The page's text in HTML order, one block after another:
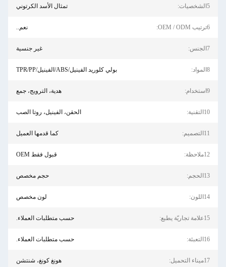
5الشخصيات: تمثال الأسد الكرتوني
6ترتيب OEM / ODM: نعم..
7الجنس: غير جنسية
8المواد: بولي كلوريد الفينيل/ABS/الفينيل/TPR/PP
9استخدام: هدية، الترويج، جمع
10التقنية: الحقن، الفينيل، روتا الصب
11التصميم: كما قدمها العميل
12ملاحظة: قبول فقط OEM
13الحجم: حجم مخصص
14اللون: لون مخصص
15علامة تجاريّة يطبع: حسب متطلبات العملاء.
16التعبئة: حسب متطلبات العملاء.
17ميناء التحميل: هونغ كونغ، شنتشن